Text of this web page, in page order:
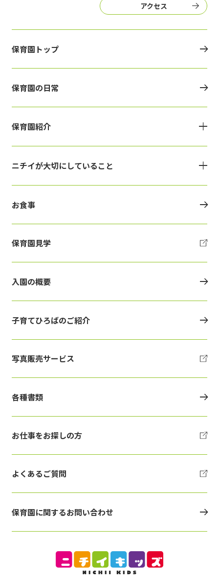
アクセス
保育園トップ
保育園の日常
保育園紹介
ニチイが大切にしていること
お食事
保育園見学
入園の概要
子育てひろばのご紹介
写真販売サービス
各種書類
お仕事をお探しの方
よくあるご質問
保育園に関するお問い合わせ